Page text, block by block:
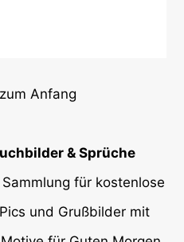
Anfang
& Sprüche
für kostenlose
und Grußbilder mit